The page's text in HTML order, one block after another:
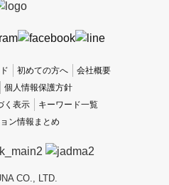
初めての方へ
会社概要
個人情報保護方針
く表示
キーワード一覧
ン情報まとめ
CO., LTD.